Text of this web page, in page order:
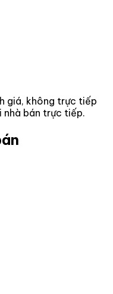
giá, không trực tiếp
nhà bán trực tiếp.